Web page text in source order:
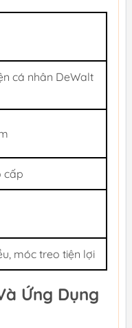
cá nhân DeWalt
cấp
móc treo tiện lợi
Ứng Dụng